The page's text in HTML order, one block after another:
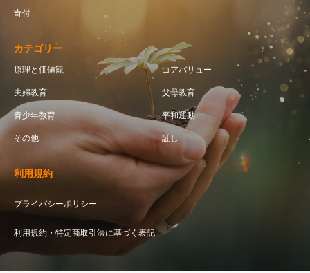
寄付
カテゴリー
原理と価値観 コアバリュー
夫婦教育 父母教育
青少年教育 平和運動
その他 証し
利用規約
プライバシーポリシー
利用規約・特定商取引法に基づく表記